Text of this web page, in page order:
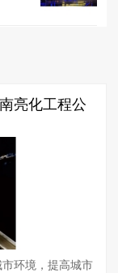
亮化工程公
环境，提高城市